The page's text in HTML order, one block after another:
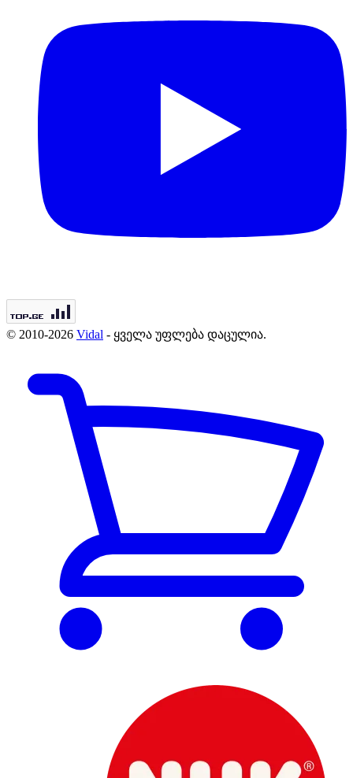
© 2010-2026 Vidal - ყველა უფლება დაცულია.